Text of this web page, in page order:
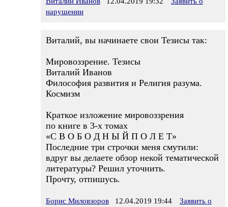
нарушении
Виталий, вы начинаете свои Тезисы так:
Мировоззрение. Тезисы
Виталий Иванов
Философия развития и Религия разума.
Космизм
Краткое изложение мировоззрения
по книге в 3-х томах
«С В О Б О Д Н Ы Й П О Л Е Т»
Последние три строчки меня смутили:
вдруг вы делаете обзор некой тематической
литературы? Решил уточнить.
Прочту, отпишусь.
Борис Миловзоров 12.04.2019 19:44
Заявить о